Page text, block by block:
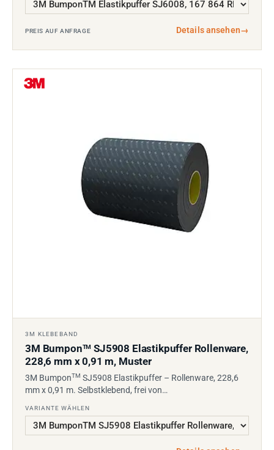
PREIS AUF ANFRAGE Details ansehen→
3M KLEBEBAND
3M BumponTM SJ5908 Elastikpuffer Rollenware,
228,6 mm x 0,91 m, Muster
3M BumponTM SJ5908 Elastikpuffer – Rollenware, 228,6
mm x 0,91 m. Selbstklebend, frei von…
VARIANTE WÄHLEN